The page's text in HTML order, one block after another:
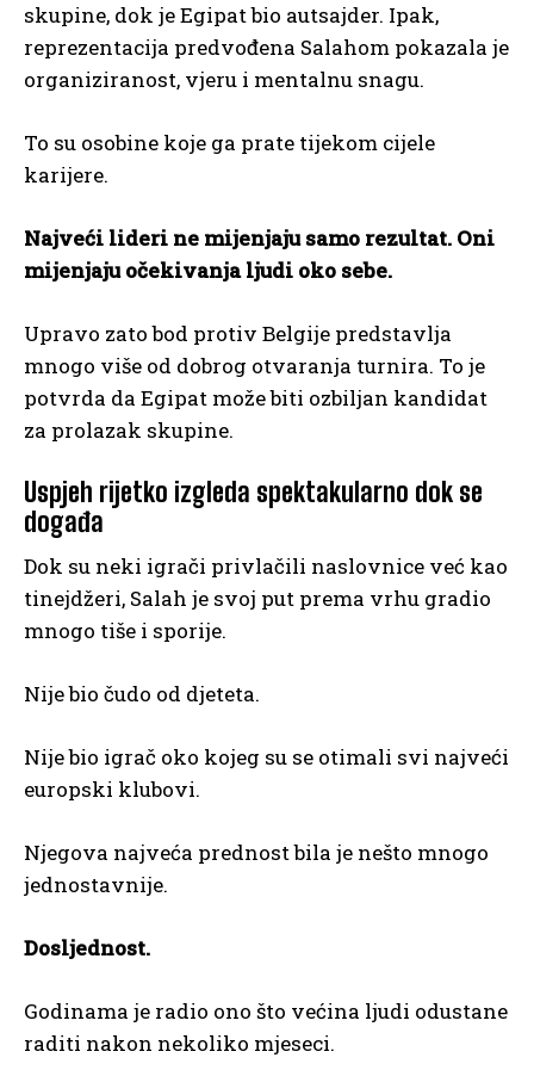
skupine, dok je Egipat bio autsajder. Ipak,
reprezentacija predvođena Salahom pokazala je
organiziranost, vjeru i mentalnu snagu.
To su osobine koje ga prate tijekom cijele
karijere.
Najveći lideri ne mijenjaju samo rezultat. Oni
mijenjaju očekivanja ljudi oko sebe.
Upravo zato bod protiv Belgije predstavlja
mnogo više od dobrog otvaranja turnira. To je
potvrda da Egipat može biti ozbiljan kandidat
za prolazak skupine.
Uspjeh rijetko izgleda spektakularno dok se
događa
Dok su neki igrači privlačili naslovnice već kao
tinejdžeri, Salah je svoj put prema vrhu gradio
mnogo tiše i sporije.
Nije bio čudo od djeteta.
Nije bio igrač oko kojeg su se otimali svi najveći
europski klubovi.
Njegova najveća prednost bila je nešto mnogo
jednostavnije.
Dosljednost.
Godinama je radio ono što većina ljudi odustane
raditi nakon nekoliko mjeseci.